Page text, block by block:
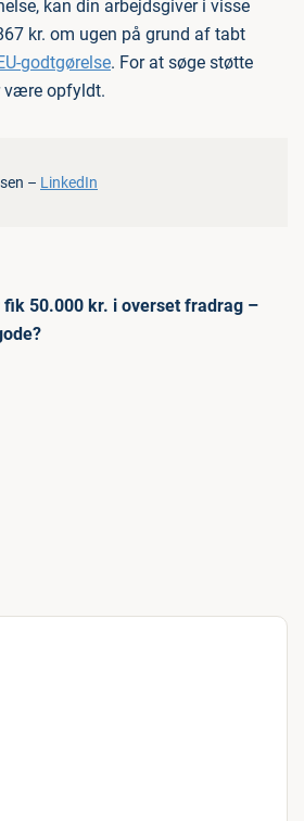
kan din arbejdsgiver i visse
kr. om ugen på grund af tabt
godtgørelse. For at søge støtte
være opfyldt.
– LinkedIn
fik 50.000 kr. i overset fradrag –